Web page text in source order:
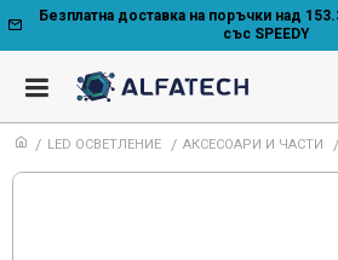
Безплатна доставка на поръчки над
със SPEEDY
LED ОСВЕТЛЕНИЕ АКСЕСОАРИ И ЧАСТИ